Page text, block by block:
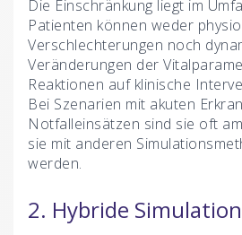
Die Einschränkung liegt im
Patienten können weder
Verschlechterungen noch
Veränderungen der
Reaktionen auf klinische
Bei Szenarien mit akuten
Notfalleinsätzen sind sie oft
sie mit anderen
werden.
2. Hybride Simulation